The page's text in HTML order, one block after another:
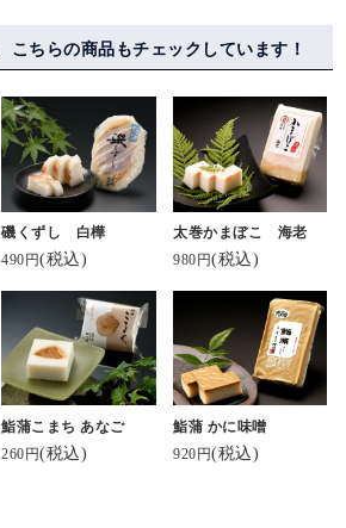
こちらの商品もチェックしています！
磯くずし 白樺
490円(税込)
太巻かまぼこ 海老
980円(税込)
鮨蒲こまち あなご
260円(税込)
鮨蒲 かに味噌
920円(税込)